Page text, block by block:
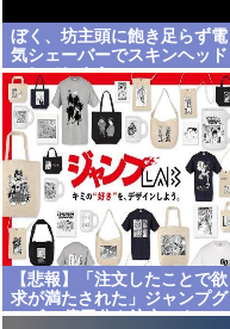
ぼく、坊主頭に飽き足らず電
気シェーバーでスキンヘッド
にしてしまう
【悲報】「注文したことで欲
求が満たされた」ジャンプグ
ッズ43億円分を注文・キャン